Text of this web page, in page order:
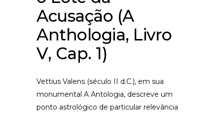
Acusação (A
Anthologia, Livro
V, Cap. 1)
Vettius Valens (século II d.C.), em sua
monumental A Antologia, descreve um
ponto astrológico de particular relevância